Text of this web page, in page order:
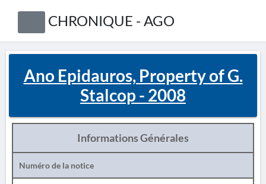
CHRONIQUE - AGO
Ano Epidauros, Property of G.
Stalcop - 2008
Informations Générales
Numéro de la notice